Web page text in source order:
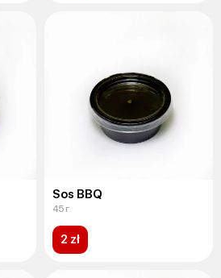
Sos BBQ
45 г
2 zł